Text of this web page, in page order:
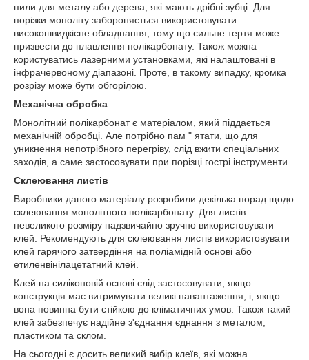
пили для металу або дерева, які мають дрібні зубці. Для
порізки моноліту забороняється використовувати
високошвидкісне обладнання, тому що сильне тертя може
призвести до плавлення полікарбонату. Також можна
користуватись лазерними установками, які налаштовані в
інфрачервоному діапазоні. Проте, в такому випадку, кромка
розрізу може бути обгорілою.
Механічна обробка
Монолітний полікарбонат є матеріалом, який піддається
механічній обробці. Але потрібно пам " ятати, що для
уникнення непотрібного перегріву, слід вжити спеціальних
заходів, а саме застосовувати при порізці гострі інструменти.
Склеювання листів
Виробники даного матеріалу розробили декілька порад щодо
склеювання монолітного полікарбонату. Для листів
невеликого розміру надзвичайно зручно використовувати
клей. Рекомендують для склеювання листів використовувати
клей гарячого затвердіння на поліамідній основі або
етиленвінілацетатний клей.
Клей на силіконовій основі слід застосовувати, якщо
конструкція має витримувати великі навантаження, і, якщо
вона повинна бути стійкою до кліматичних умов. Також такий
клей забезпечує надійне з'єднання єднання з металом,
пластиком та склом.
На сьогодні є досить великий вибір клеїв, які можна